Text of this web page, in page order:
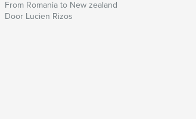
From Romania to New zealand
Door Lucien Rizos